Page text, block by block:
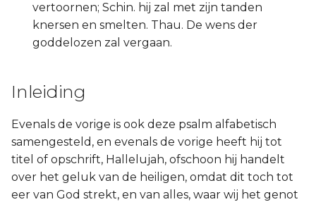
Filémon
Hebreeën
Jakobus
1 Petrus
2 Petrus
1 Johannes
vertoornen; Schin. hij zal met zijn tanden
knersen en smelten. Thau. De wens der
goddelozen zal vergaan.
Inleiding
Evenals de vorige is ook deze psalm alfabetisch
samengesteld, en evenals de vorige heeft hij tot
titel of opschrift, Hallelujah, ofschoon hij handelt
over het geluk van de heiligen, omdat dit toch tot
eer van God strekt, en van alles, waar wij het genot